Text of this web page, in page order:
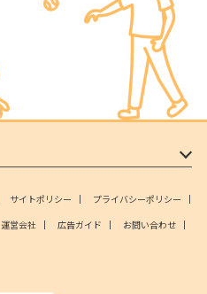
サイトポリシー
プライバシーポリシー
運営会社 広告ガイド
お問い合わせ